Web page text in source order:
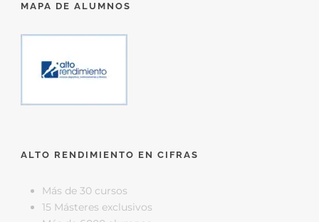
MAPA DE ALUMNOS
ALTO RENDIMIENTO EN CIFRAS
Más de 30 cursos
15 Másteres exclusivos